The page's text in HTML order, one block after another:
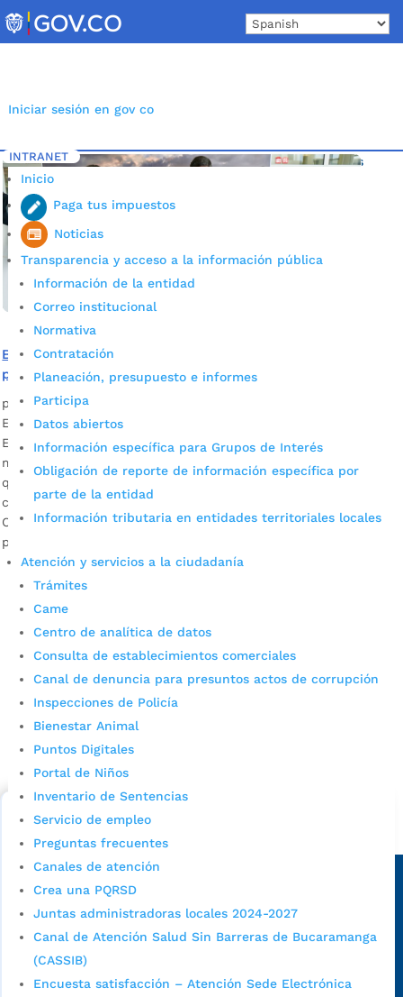
to
content
Iniciar sesión en gov co
INTRANET
Inicio
Paga tus impuestos
Noticias
Transparencia y acceso a la información pública
Información de la entidad
Correo institucional
Normativa
Contratación
Planeación, presupuesto e informes
Participa
Datos abiertos
Información específica para Grupos de Interés
Obligación de reporte de información específica por
parte de la entidad
Información tributaria en entidades territoriales locales
Atención y servicios a la ciudadanía
Trámites
Came
Centro de analítica de datos
Consulta de establecimientos comerciales
Canal de denuncia para presuntos actos de corrupción
Inspecciones de Policía
Bienestar Animal
Puntos Digitales
Portal de Niños
Inventario de Sentencias
Servicio de empleo
Preguntas frecuentes
Canales de atención
Crea una PQRSD
Juntas administradoras locales 2024-2027
Canal de Atención Salud Sin Barreras de Bucaramanga
(CASSIB)
Encuesta satisfacción – Atención Sede Electrónica
Inicio 5 Etiqueta: Vuelo Bucaramanga - Estados Unidos
Bucaramanga se conecta con el mundo a través de la
primera ruta internacional a los Estados Unidos
por Alcaldía de Bucaramanga
Esta ruta aérea directa a la ciudad de Fort Lauderdale,
Estados Unidos, tendrá una frecuencia diaria los lunes,
miércoles y viernes. Ya son dos los vuelos internacionales
que enlazan a Bucaramanga con el mundo (el primero es
con la Ciudad de Panamá). Descargar audios: Juan Carlos
Cárdenas, alcalde de Bucaramanga / Juan Camilo Beltrán,
presidente […]
Cupos Escolares Bucaramanga 2022
Consulta aqui los pasos para inscribirse y solicitar un
cupo escolar en los colegios oficiales de
Bucaramanga.
Alcaldía de Bucaramanga
Sede principal